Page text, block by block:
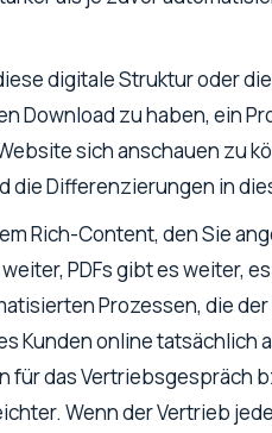
digitale Struktur oder
Download zu haben, ein
sich anschauen zu
die Differenzierungen in
Rich-Content, den Sie
PDFs gibt es weiter,
Prozessen, die
Kunden online tatsächlich
das Vertriebsgespräch
Wenn der Vertrieb